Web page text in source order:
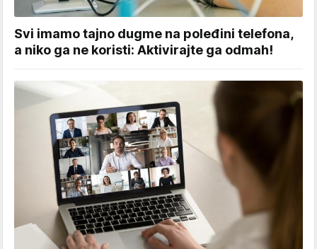
Svi imamo tajno dugme na poleđini telefona,
a niko ga ne koristi: Aktivirajte ga odmah!